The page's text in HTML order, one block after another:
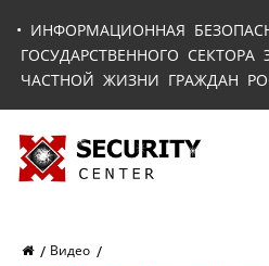
• ИНФОРМАЦИОННАЯ
ГОСУДАРСТВЕННОГО
ЧАСТНОЙ ЖИЗНИ ГРАЖДАН
Видео